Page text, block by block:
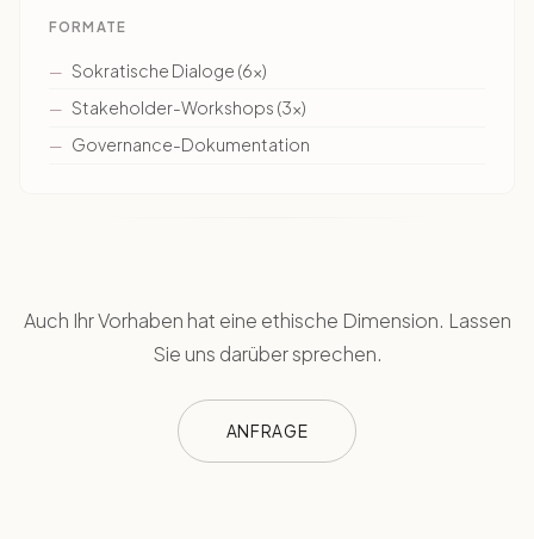
FORMATE
Sokratische Dialoge (6×)
Stakeholder-Workshops (3×)
Governance-Dokumentation
Auch Ihr Vorhaben hat eine ethische Dimension. Lassen
Sie uns darüber sprechen.
ANFRAGE